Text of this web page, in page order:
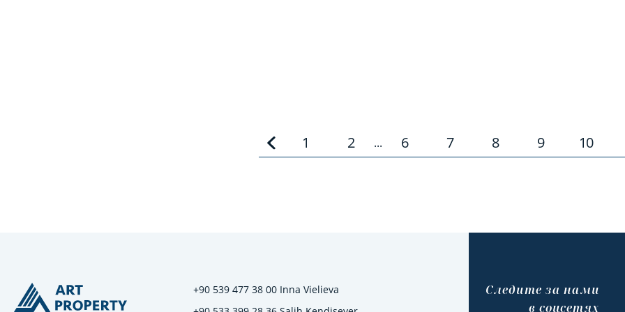
1 2 ... 6 7 8 9 10
+90 539 477 38 00 Inna Vielieva
Cледите за нами
в соцсетях